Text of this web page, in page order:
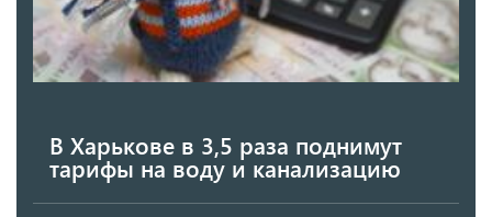
В Харькове в 3,5 раза поднимут
тарифы на воду и канализацию